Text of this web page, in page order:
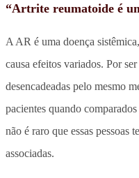
“Artrite reumatoide é
A AR é uma doença
causa efeitos variados. Por
desencadeadas pelo mesmo
pacientes quando
não é raro que essas pessoas
associadas.